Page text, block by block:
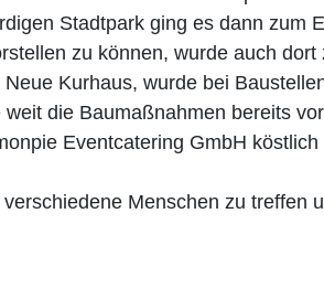
Stadtpark ging es dann zum
zu können, wurde auch
Kurhaus, wurde bei
die Baumaßnahmen bereits
Eventcatering GmbH
Menschen zu treffen